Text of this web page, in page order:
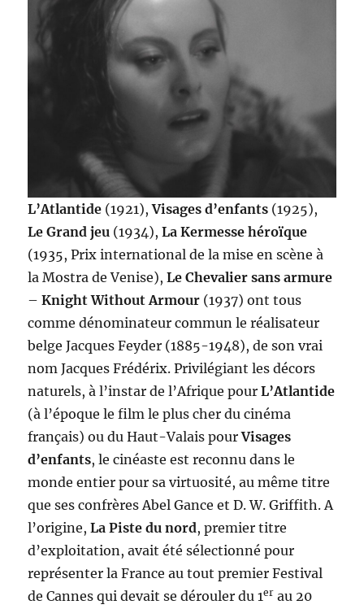
L’Atlantide (1921),Visages d’enfants (1925),
Le Grand jeu (1934),La Kermesse héroïque
(1935, Prix international de la mise en scène à
la Mostra de Venise),Le Chevalier sans armure
– Knight Without Armour (1937) ont tous
comme dénominateur commun le réalisateur
belge Jacques Feyder (1885-1948), de son vrai
nom Jacques Frédérix. Privilégiant les décors
naturels, à l’instar de l’Afrique pourL’Atlantide
(à l’époque le film le plus cher du cinéma
français) ou du Haut-Valais pourVisages
d’enfants, le cinéaste est reconnu dans le
monde entier pour sa virtuosité, au même titre
que ses confrères Abel Gance et D. W. Griffith. A
l’origine,La Piste du nord, premier titre
d’exploitation, avait été sélectionné pour
représenter la France au tout premier Festival
de Cannes qui devait se dérouler du 1er au 20